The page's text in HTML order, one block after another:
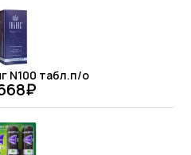
N100 табл.п/о